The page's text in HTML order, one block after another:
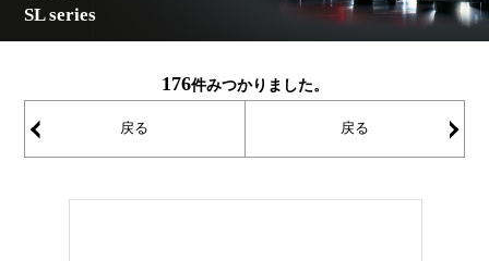
SL series
176件みつかりました。
戻る 戻る